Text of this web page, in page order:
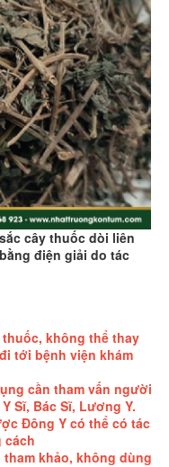
cây thuốc dòi liên
điện giải do tác
không thể thay
tới bệnh viện khám
cần tham vấn người
Sĩ, Bác Sĩ, Lương Y.
Đông Y có thể có tác
cách
khảo, không dùng